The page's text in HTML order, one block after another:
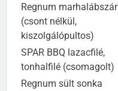
Regnum marhalábszár
(csont nélkül,
kiszolgálópultos)
SPAR BBQ lazacfilé,
tonhalfilé (csomagolt)
Regnum sült sonka